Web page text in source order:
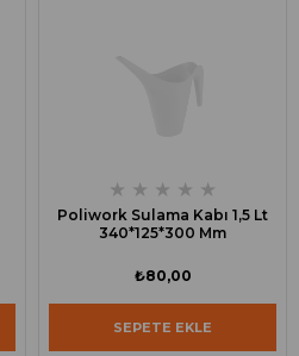
★ ★ ★ ★ ★
Poliwork Sulama Kabı 1,5 Lt
340*125*300 Mm
₺80,00
SEPETE EKLE